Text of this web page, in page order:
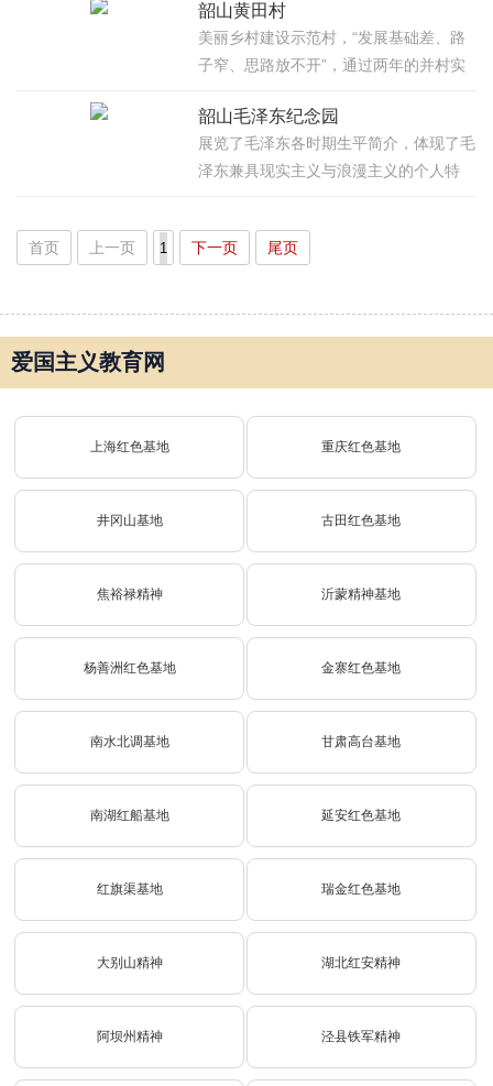
韶山黄田村
美丽乡村建设示范村，“发展基础差、路
子窄、思路放不开”，通过两年的并村实
力并强、机制并貌”的效果。
韶山毛泽东纪念园
展览了毛泽东各时期生平简介，体现了毛
泽东兼具现实主义与浪漫主义的个人特
首页 上一页 下一页 尾页
爱国主义教育网
上海红色基地 重庆红色基地
井冈山基地 古田红色基地
焦裕禄精神 沂蒙精神基地
杨善洲红色基地 金寨红色基地
南水北调基地 甘肃高台基地
南湖红船基地 延安红色基地
红旗渠基地 瑞金红色基地
大别山精神 湖北红安精神
阿坝州精神 泾县铁军精神